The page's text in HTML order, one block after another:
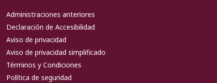
Administraciones anteriores
Declaración de Accesibilidad
Aviso de privacidad
Aviso de privacidad simplificado
Términos y Condiciones
Política de seguridad